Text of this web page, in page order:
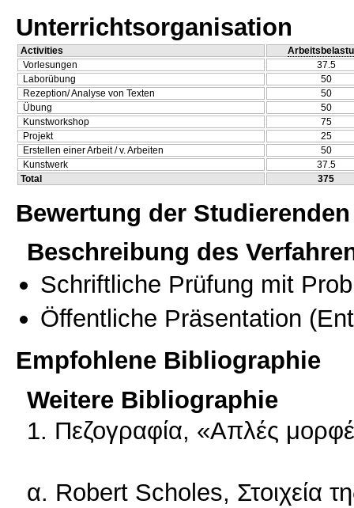
Unterrichtsorganisation
Activities
Vorlesungen
37.5
Laborübung
50
Rezeption/ Analyse von Texten
50
Übung
50
Kunstworkshop
75
Projekt
25
Erstellen einer Arbeit / v. Arbeiten
50
Kunstwerk
37.5
Total
375
Bewertung der Studierenden
Beschreibung des
Schriftliche Prüfung mit
Öffentliche Präsentation
Empfohlene Bibliographie
Weitere Bibliographie
1. Πεζογραφία, «Απλές
α. Robert Scholes, Στοιχεία